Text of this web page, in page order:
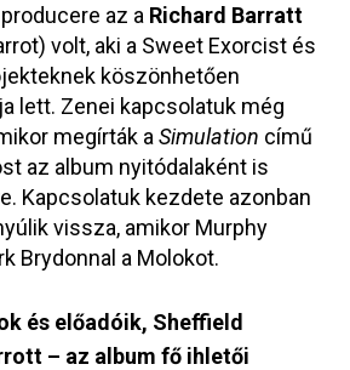
producere az a Richard Barratt
volt, aki a Sweet Exorcist és
köszönhetően
lett. Zenei kapcsolatuk még
megírták a Simulation című
az album nyitódalaként is
Kapcsolatuk kezdete azonban
vissza, amikor Murphy
Brydonnal a Molokot.
és előadóik, Sheffield
– az album fő ihletői